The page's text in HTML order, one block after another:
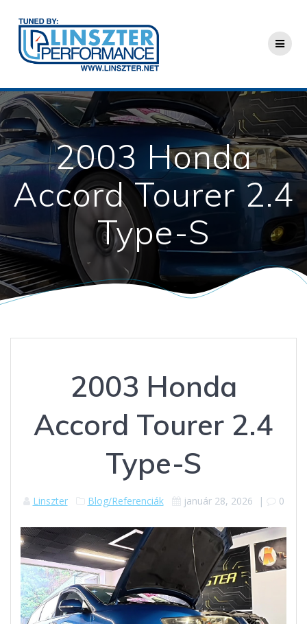
content
2003 Honda
Accord Tourer 2.4
Type-S
2003 Honda
Accord Tourer 2.4
Type-S
Linszter Blog/Referenciák január 28, 2026 | 0